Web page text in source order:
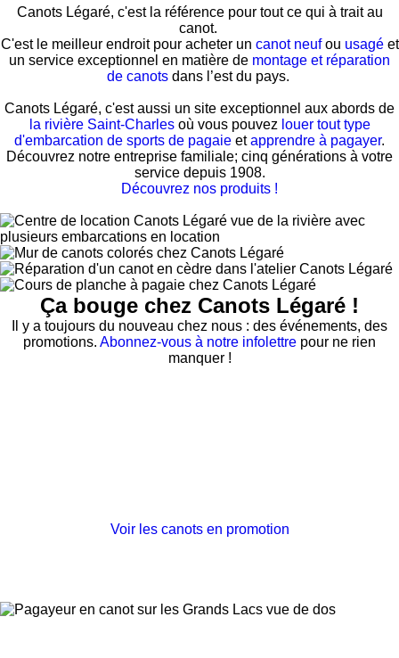
Canots Légaré, c'est la référence pour tout ce qui à trait au
canot.
C'est le meilleur endroit pour acheter un canot neufou usagéet
un service exceptionnel en matière de montage et réparation
de canotsdans l’est du pays.
Canots Légaré, c'est aussi un site exceptionnel aux abords de
la rivière Saint-Charlesoù vous pouvez louer tout type
d'embarcation de sports de pagaie etapprendre à pagayer.
Découvrez notre entreprise familiale; cinq générations à votre
service depuis 1908.
Découvrez nos produits !
Ça bouge chez Canots Légaré !
Il y a toujours du nouveau chez nous : des événements, des
promotions. Abonnez-vous à notre infolettre pour ne rien
manquer !
Voir les canots en promotion